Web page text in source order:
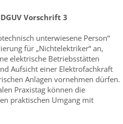
Vorschrift 3
unterwiesene Person“
für „Nichtelektriker“ an,
elektrische Betriebsstätten
Aufsicht einer Elektrofachkraft
Anlagen vornehmen dürfen.
Praxistag können die
praktischen Umgang mit